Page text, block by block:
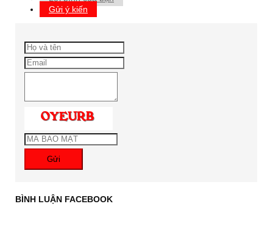
Gửi ý kiến
Gửi
BÌNH LUẬN FACEBOOK